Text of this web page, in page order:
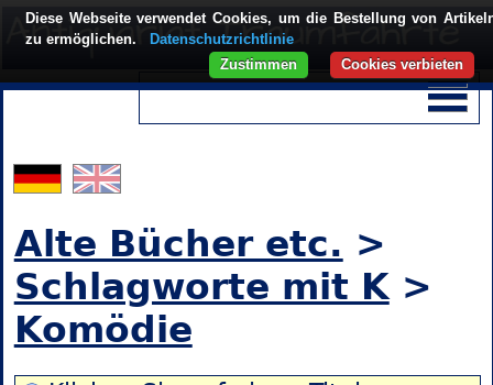
Alte Bücher etc. >
Schlagworte mit K>
Komödie
Diese Webseite verwendet Cookies, um die Bestellung von
zu ermöglichen.
Datenschutzrichtlinie
Cookies verbieten
Zustimmen